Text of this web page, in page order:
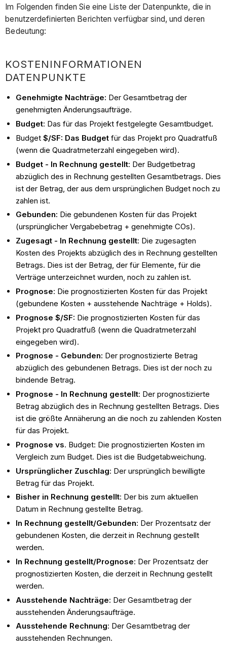
Im Folgenden finden Sie eine Liste der Datenpunkte, die in
benutzerdefinierten Berichten verfügbar sind, und deren
Bedeutung:
KOSTENINFORMATIONEN
DATENPUNKTE
Genehmigte Nachträge: Der Gesamtbetrag der
genehmigten Änderungsaufträge.
Budget: Das für das Projekt festgelegte Gesamtbudget.
Budget$/SF: Das Budget für das Projekt pro Quadratfuß
(wenn die Quadratmeterzahl eingegeben wird).
Budget - In Rechnung gestellt: Der Budgetbetrag
abzüglich des in Rechnung gestellten Gesamtbetrags. Dies
ist der Betrag, der aus dem ursprünglichen Budget noch zu
zahlen ist.
Gebunden: Die gebundenen Kosten für das Projekt
(ursprünglicher Vergabebetrag + genehmigte COs).
Zugesagt - In Rechnung gestellt: Die zugesagten
Kosten des Projekts abzüglich des in Rechnung gestellten
Betrags. Dies ist der Betrag, der für Elemente, für die
Verträge unterzeichnet wurden, noch zu zahlen ist.
Prognose: Die prognostizierten Kosten für das Projekt
(gebundene Kosten + ausstehende Nachträge + Holds).
Prognose $/SF: Die prognostizierten Kosten für das
Projekt pro Quadratfuß (wenn die Quadratmeterzahl
eingegeben wird).
Prognose - Gebunden: Der prognostizierte Betrag
abzüglich des gebundenen Betrags. Dies ist der noch zu
bindende Betrag.
Prognose - In Rechnung gestellt: Der prognostizierte
Betrag abzüglich des in Rechnung gestellten Betrags. Dies
ist die größte Annäherung an die noch zu zahlenden Kosten
für das Projekt.
Prognose vs. Budget: Die prognostizierten Kosten im
Vergleich zum Budget. Dies ist die Budgetabweichung.
Ursprünglicher Zuschlag: Der ursprünglich bewilligte
Betrag für das Projekt.
Bisher in Rechnung gestellt: Der bis zum aktuellen
Datum in Rechnung gestellte Betrag.
In Rechnung gestellt/Gebunden: Der Prozentsatz der
gebundenen Kosten, die derzeit in Rechnung gestellt
werden.
In Rechnung gestellt/Prognose: Der Prozentsatz der
prognostizierten Kosten, die derzeit in Rechnung gestellt
werden.
Ausstehende Nachträge: Der Gesamtbetrag der
ausstehenden Änderungsaufträge.
Ausstehende Rechnung: Der Gesamtbetrag der
ausstehenden Rechnungen.